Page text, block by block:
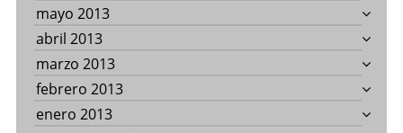
mayo 2013
abril 2013
marzo 2013
febrero 2013
enero 2013